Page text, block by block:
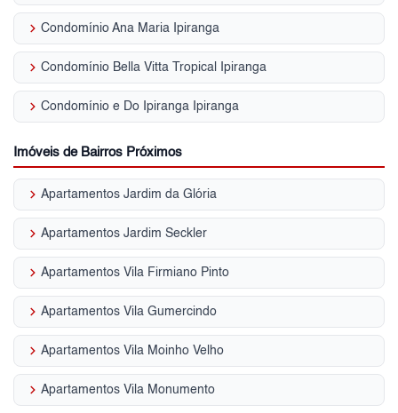
keyboard_arrow_right Condomínio Ana Maria Ipiranga
keyboard_arrow_right Condomínio Bella Vitta Tropical Ipiranga
keyboard_arrow_right Condomínio e Do Ipiranga Ipiranga
Imóveis de Bairros Próximos
keyboard_arrow_right Apartamentos Jardim da Glória
keyboard_arrow_right Apartamentos Jardim Seckler
keyboard_arrow_right Apartamentos Vila Firmiano Pinto
keyboard_arrow_right Apartamentos Vila Gumercindo
keyboard_arrow_right Apartamentos Vila Moinho Velho
keyboard_arrow_right Apartamentos Vila Monumento